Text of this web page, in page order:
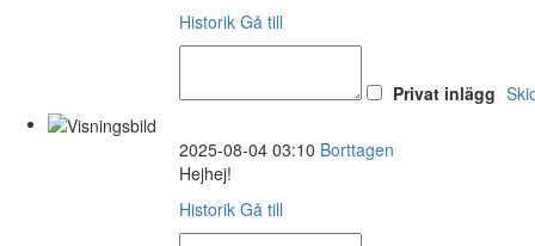
Historik Gå till
Privat inlägg
2025-08-04 03:10 Borttagen
Hejhej!
Historik Gå till